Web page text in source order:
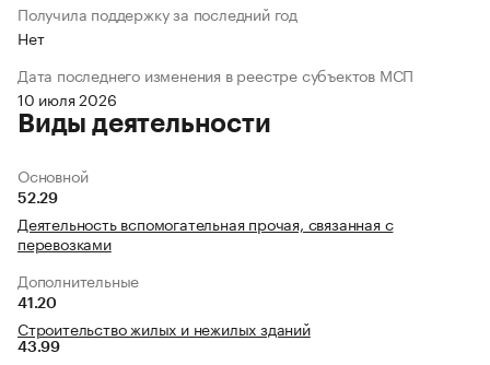
Получила поддержку за последний год
Нет
Дата последнего изменения в реестре субъектов МСП
10 июля 2026
Виды деятельности
Основной
52.29
Деятельность вспомогательная прочая, связанная с
перевозками
Дополнительные
41.20
Строительство жилых и нежилых зданий
43.99